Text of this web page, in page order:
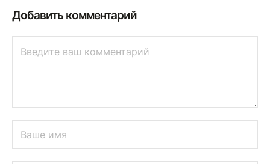
Добавить комментарий